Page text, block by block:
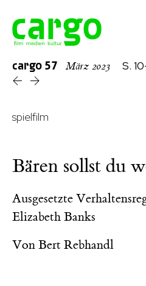
cargo 57 März 2023 S.
spielfilm
Bären sollst du
Ausgesetzte
Elizabeth Banks
Von Bert Rebhandl